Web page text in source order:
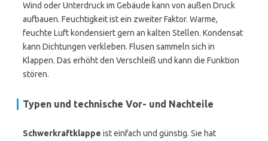
Wind oder Unterdruck im Gebäude kann von außen Druck
aufbauen. Feuchtigkeit ist ein zweiter Faktor. Warme,
feuchte Luft kondensiert gern an kalten Stellen. Kondensat
kann Dichtungen verkleben. Flusen sammeln sich in
Klappen. Das erhöht den Verschleiß und kann die Funktion
stören.
Typen und technische Vor- und Nachteile
Schwerkraftklappe ist einfach und günstig. Sie hat